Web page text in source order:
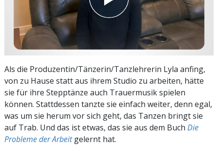
Als die Produ­zentin/Tän­zerin/Tanz­lehrerin Lyla anfing,
von zu Hause statt aus ihrem Studio zu arbeiten, hätte
sie für ihre Stepptänze auch Trauermusik spielen
können. Stattdessen tanzte sie einfach weiter, denn egal,
was um sie herum vor sich geht, das Tanzen bringt sie
auf Trab. Und das ist etwas, das sie aus dem Buch Die
Probleme der Arbeitgelernt hat.